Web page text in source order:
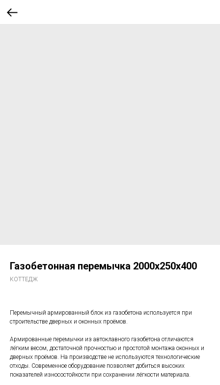
Газобетонная перемычка 2000х250х400
КОТТЕДЖ
Перемычный армированный блок из газобетона используется при
строительстве дверных и оконных проёмов.
Армированные перемычки из автоклавного газобетона отличаются
лёгким весом, достаточной прочностью и простотой монтажа оконных и
дверных проёмов. На производстве не используются технологические
отходы. Современное оборудование позволяет добиться высоких
показателей износостойкости при сохранении лёгкости материала.